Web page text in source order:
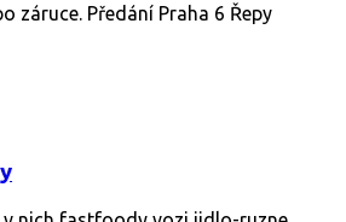
záruce. Předání Praha 6 Řepy